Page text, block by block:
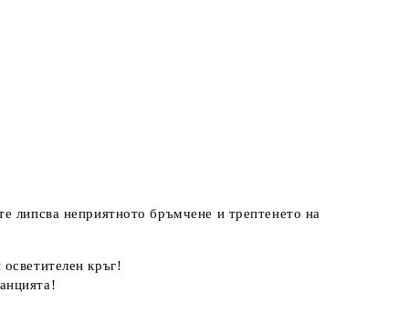
липсва неприятното бръмчене и трептенето на
кръг!